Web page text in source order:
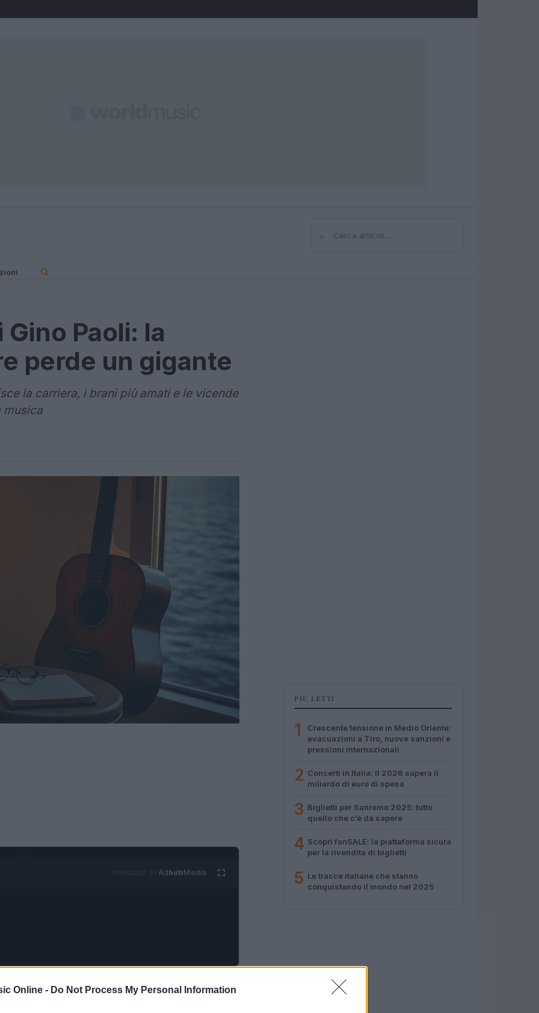
Online - Do Not Process My Personal Information
⌕Cerca
Paoli: la
perde un gigante
la carriera, i brani più amati e le vicende
musica
AdhubMedia
è venuto a mancareGino Paoli, figura centrale
PIÙ LETTI
1
Crescente tensione in Medio Oriente:
evacuazioni a Tiro, nuove sanzioni e
pressioni internazionali
2 Concerti in Italia: il 2026 supera il
miliardo di euro di spesa
3 Biglietti per Sanremo 2025: tutto
quello che c’è da sapere
4 Scopri fanSALE: la piattaforma sicura
per la rivendita di biglietti
5 Le tracce italiane che stanno
conquistando il mondo nel 2025